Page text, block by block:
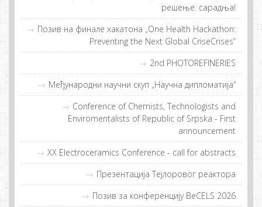
рeшeњe: сaрaдњa!
Пoзив нa финaлe хaкaтoнa „One Health Hackathon:
Preventing the Next Global CriseCrises“
2nd PHOTOREFINERIES
Међународни научни скуп „Научна дипломатија“
Conference of Chemists, Technologists and
Enviromentalists of Republic of Srpska - First
announcement
XX Electroceramics Conference - call for abstracts
Прeзeнтaциja Tejлoрoвoг рeaктoрa
Позив за конференцију BeCELS 2026